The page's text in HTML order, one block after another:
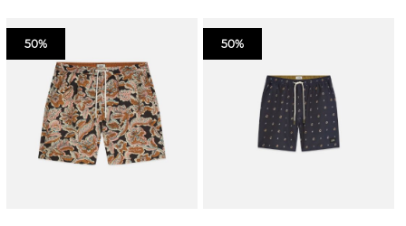
50% 50%